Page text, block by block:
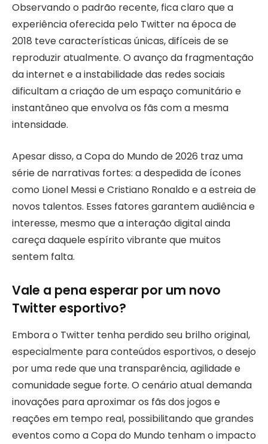
Observando o padrão recente, fica claro que a
experiência oferecida pelo Twitter na época de
2018 teve características únicas, difíceis de se
reproduzir atualmente. O avanço da fragmentação
da internet e a instabilidade das redes sociais
dificultam a criação de um espaço comunitário e
instantâneo que envolva os fãs com a mesma
intensidade.
Apesar disso, a Copa do Mundo de 2026 traz uma
série de narrativas fortes: a despedida de ícones
como Lionel Messi e Cristiano Ronaldo e a estreia de
novos talentos. Esses fatores garantem audiência e
interesse, mesmo que a interação digital ainda
careça daquele espírito vibrante que muitos
sentem falta.
Vale a pena esperar por um novo
Twitter esportivo?
Embora o Twitter tenha perdido seu brilho original,
especialmente para conteúdos esportivos, o desejo
por uma rede que una transparência, agilidade e
comunidade segue forte. O cenário atual demanda
inovações para aproximar os fãs dos jogos e
reações em tempo real, possibilitando que grandes
eventos como a Copa do Mundo tenham o impacto